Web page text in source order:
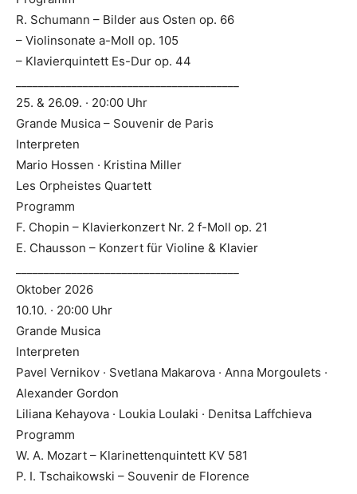
R. Schumann – Bilder aus Osten op. 66
– Violinsonate a-Moll op. 105
– Klavierquintett Es-Dur op. 44
25. & 26.09. · 20:00 Uhr
Grande Musica – Souvenir de Paris
Interpreten
Mario Hossen · Kristina Miller
Les Orpheistes Quartett
Programm
F. Chopin – Klavierkonzert Nr. 2 f-Moll op. 21
E. Chausson – Konzert für Violine & Klavier
Oktober 2026
10.10. · 20:00 Uhr
Grande Musica
Interpreten
Pavel Vernikov · Svetlana Makarova · Anna Morgoulets ·
Alexander Gordon
Liliana Kehayova · Loukia Loulaki · Denitsa Laffchieva
Programm
W. A. Mozart – Klarinettenquintett KV 581
P. I. Tschaikowski – Souvenir de Florence